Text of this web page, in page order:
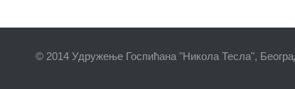
© 2014 Удружење Госпићана "Никола Тесла",